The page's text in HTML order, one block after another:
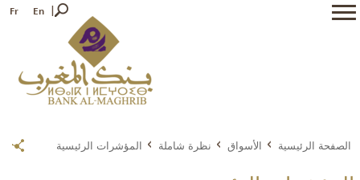
Fr En
الصفحة الرئيسية الأسواق نظرة شاملة المؤشرات الرئيسية